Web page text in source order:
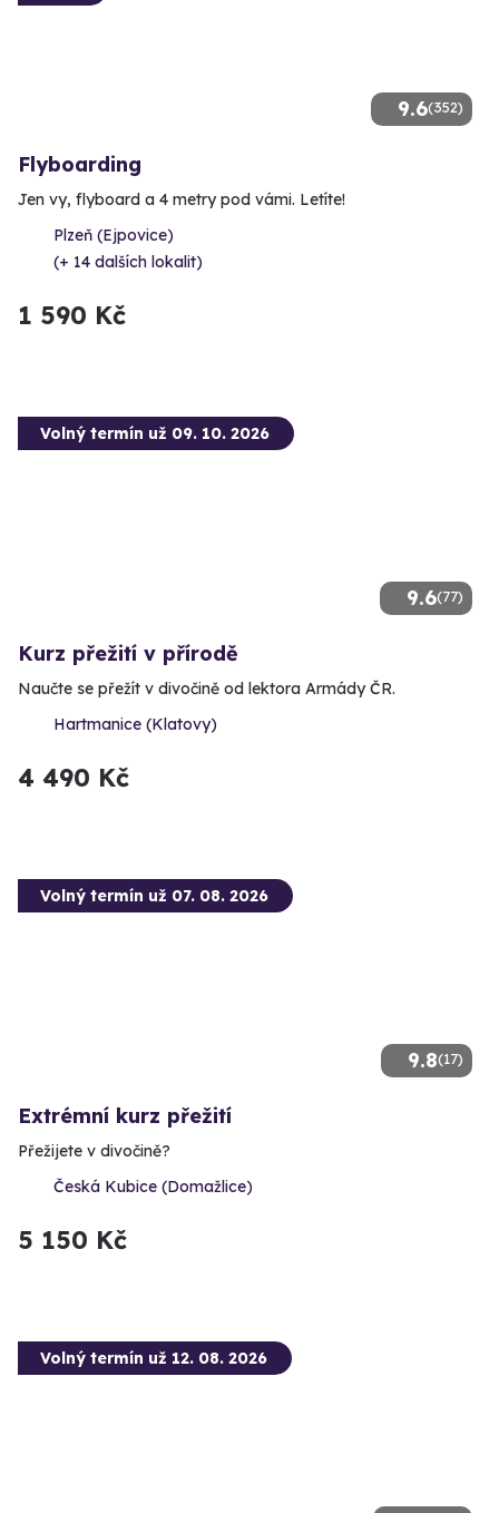
9.6(352)
Flyboarding
Jen vy, flyboard a 4 metry pod vámi. Letíte!
Plzeň (Ejpovice)
(+ 14 dalších lokalit)
1 590 Kč
9.6(77)
Volný termín už 09. 10. 2026
Kurz přežití v přírodě
Naučte se přežít v divočině od lektora Armády ČR.
Hartmanice (Klatovy)
4 490 Kč
9.8(17)
Volný termín už 07. 08. 2026
Extrémní kurz přežití
Přežijete v divočině?
Česká Kubice (Domažlice)
5 150 Kč
Volný termín už 12. 08. 2026